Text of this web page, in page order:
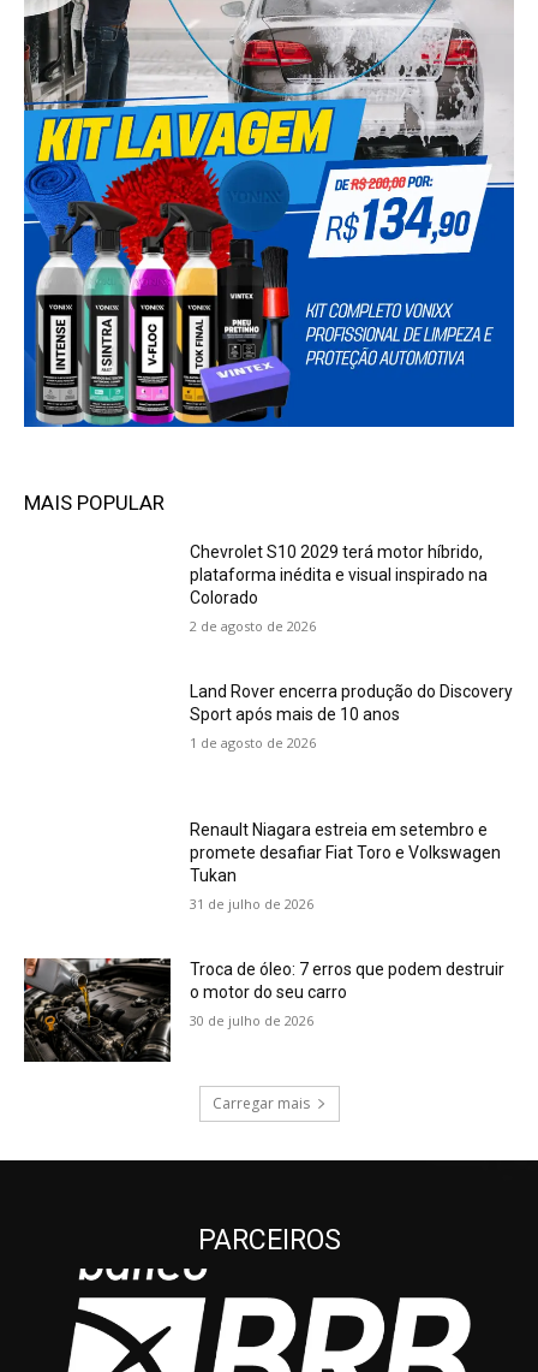
MAIS POPULAR
Chevrolet S10 2029 terá motor híbrido,
plataforma inédita e visual inspirado na
Colorado
2 de agosto de 2026
Land Rover encerra produção do Discovery
Sport após mais de 10 anos
1 de agosto de 2026
Renault Niagara estreia em setembro e
promete desafiar Fiat Toro e Volkswagen
Tukan
31 de julho de 2026
Troca de óleo: 7 erros que podem destruir
o motor do seu carro
30 de julho de 2026
Carregar mais
PARCEIROS